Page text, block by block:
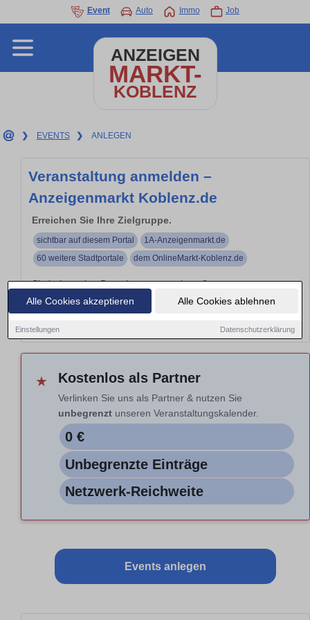
Alle Cookies akzeptieren Alle Cookies ablehnen
Einstellungen Datenschutzerklärung
Event Auto Immo Job
ANZEIGEN
MARKT-
KOBLENZ
❯ EVENTS ❯ ANLEGEN
Veranstaltung anmelden –
Anzeigenmarkt Koblenz.de
Erreichen Sie Ihre Zielgruppe.
sichtbar auf diesem Portal
1A-Anzeigenmarkt.de
60 weitere Stadtportale
dem OnlineMarkt-Koblenz.de
Sie haben eine Branchenveranstaltung?
Branchen
Hinweis: Nur Vorschau. Auswahl nicht aktiv.
★ Kostenlos als Partner
Verlinken Sie uns als Partner & nutzen Sie
unbegrenzt unseren Veranstaltungskalender.
0 €
Unbegrenzte Einträge
Netzwerk-Reichweite
Events anlegen